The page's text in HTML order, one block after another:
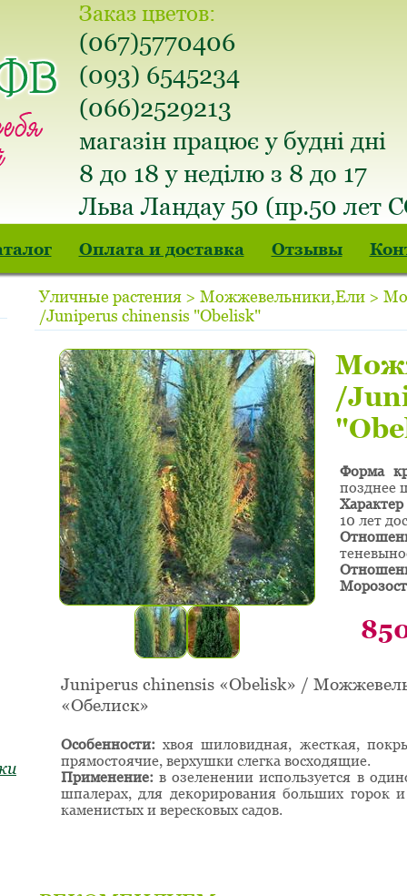
Заказ цветов:
(067)5770406
(093) 6545234
(066)2529213
магазін працює у будні дні
8 до 18 у неділю з 8 до 17
Льва Ландау 50 (пр.50 лет
Оплата и доставка Отзывы
Уличные растения > Можжевельники,Ели >
/Juniperus chinensis "Obelisk"
/
Форма
позднее
Характер
10 лет
Juniperus chinensis «Obelisk» /
«Обелиск»
Особенности: хвоя шиловидная, жесткая,
прямостоячие, верхушки слегка восходящие.
Применение:в озеленении используется в
шпалерах, для декорирования больших горок
каменистых и вересковых садов.